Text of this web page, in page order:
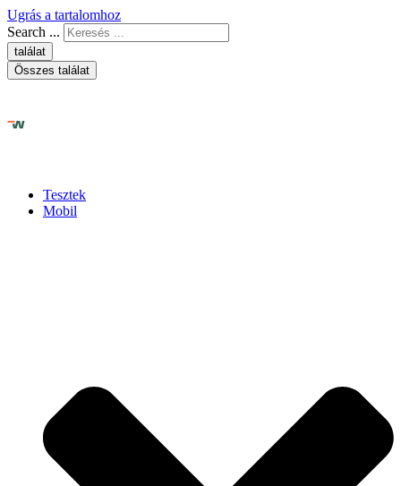
Ugrás a tartalomhoz
Search ...
találat
Összes találat
Tesztek
Mobil